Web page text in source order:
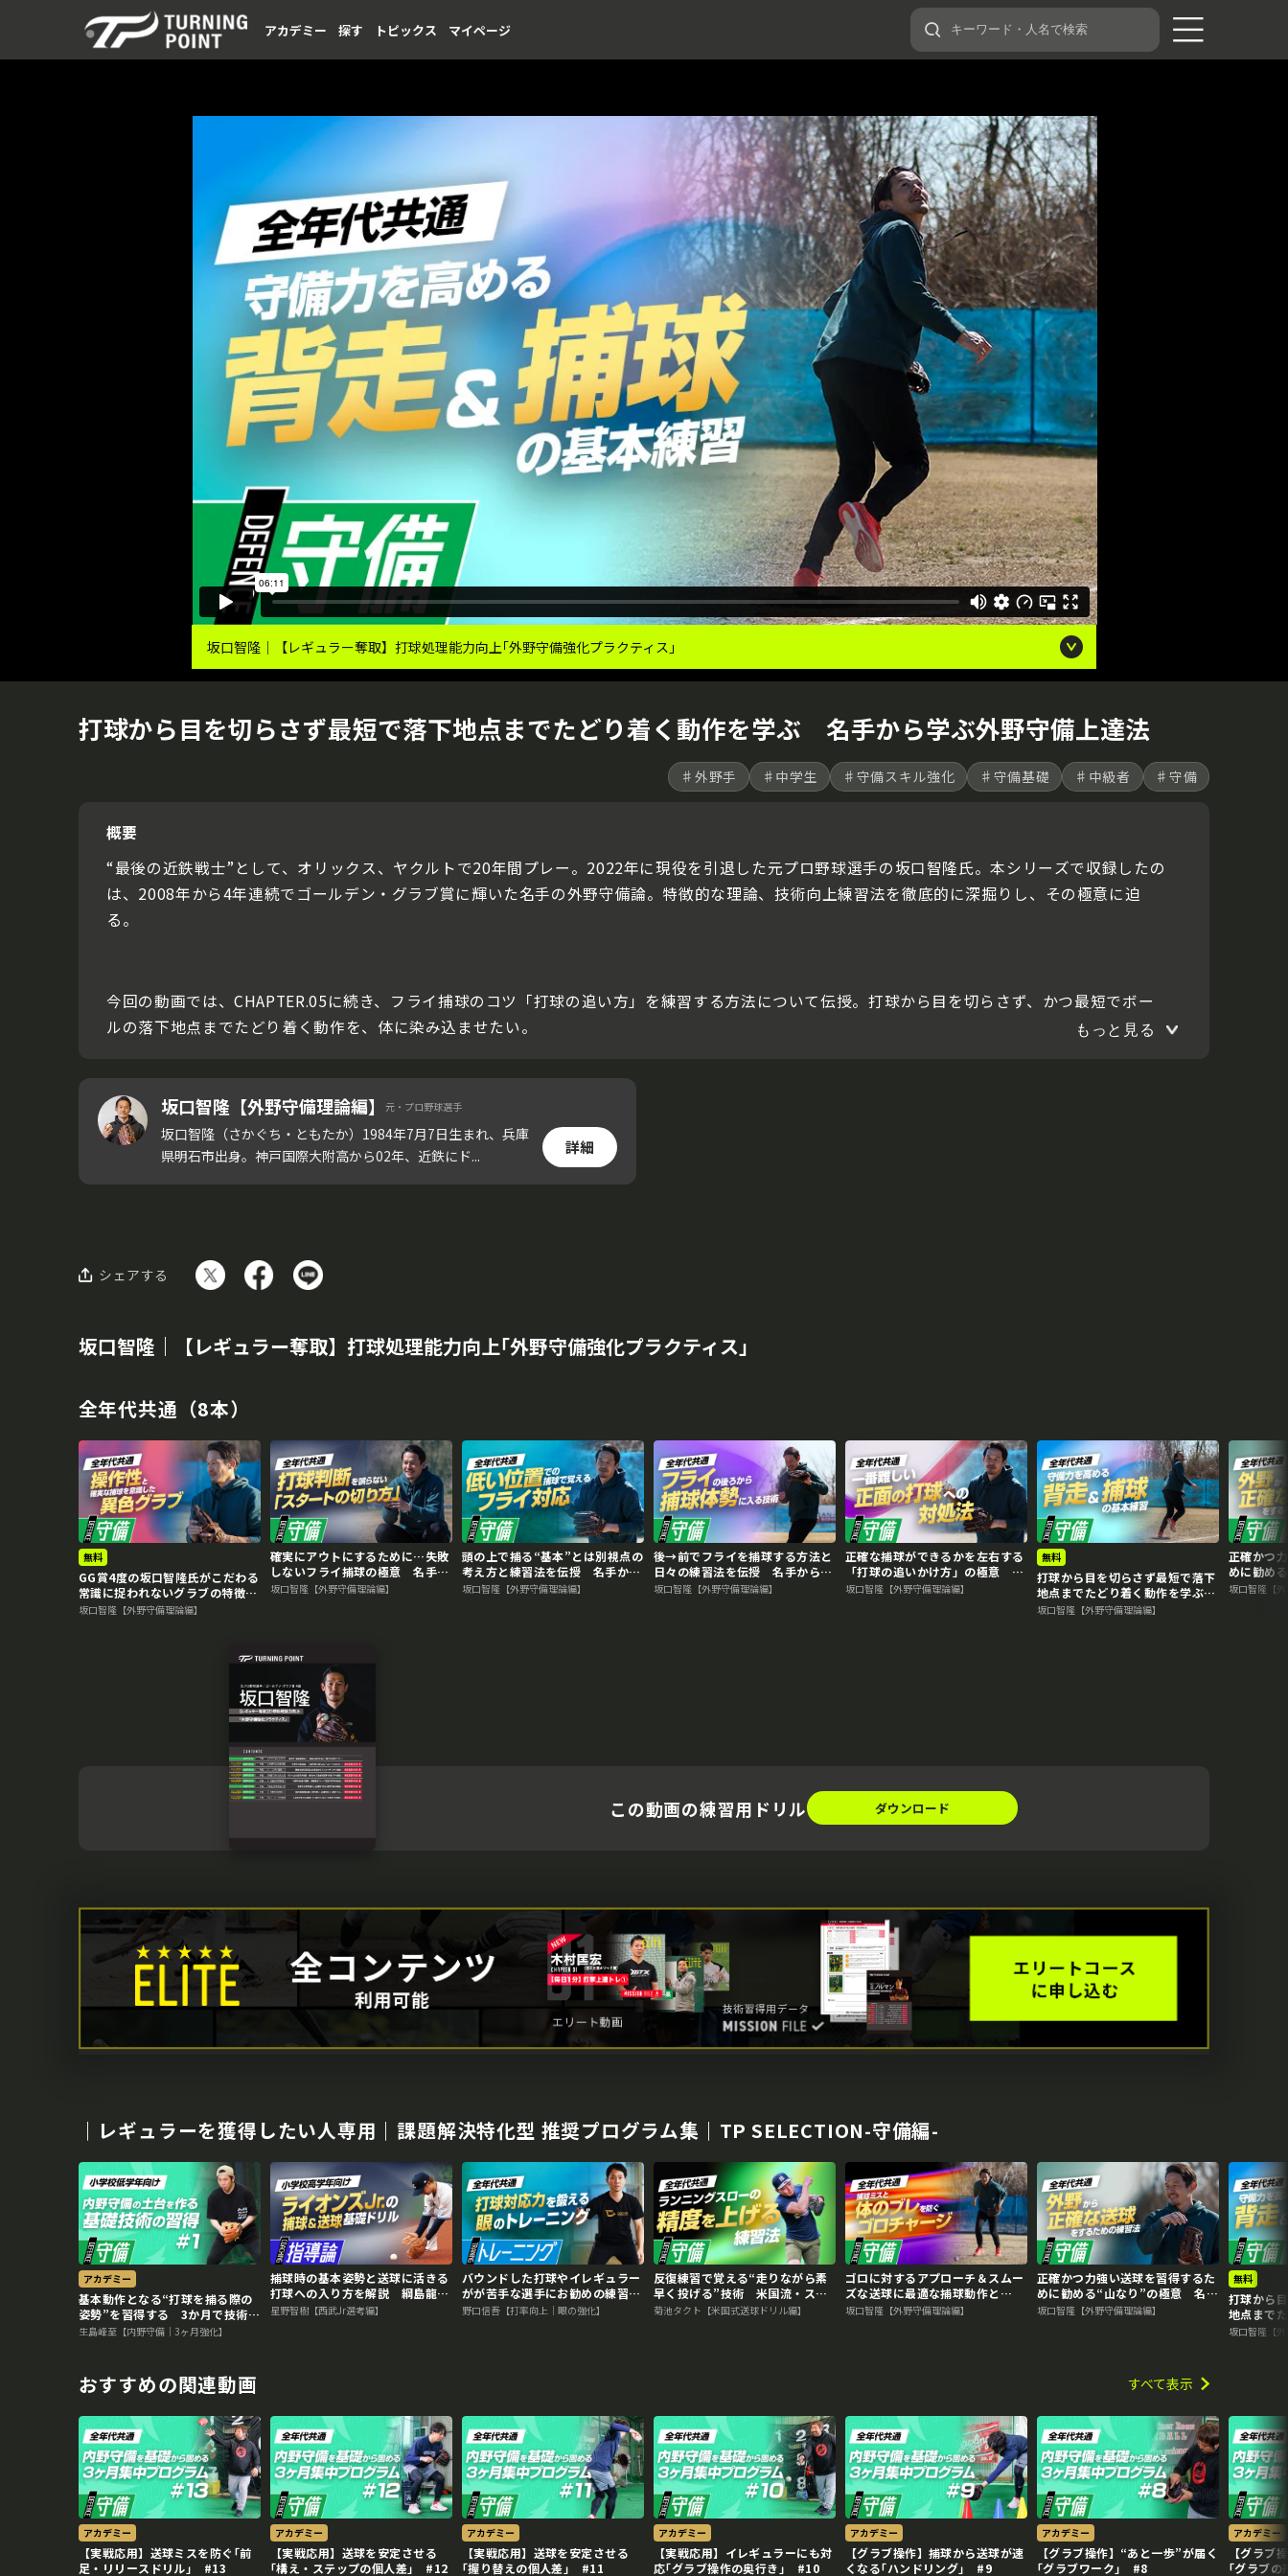
アカデミー 探す トピックス マイページ
坂口智隆｜【レギュラー奪取】打球処理能力向上｢外野守備強化プラクティス｣
打球から目を切らさず最短で落下地点までたどり着く動作を学ぶ 名手から学ぶ外野守備上達法
♯外野手 ♯中学生 ♯守備スキル強化 ♯守備基礎 ♯中級者 ♯守備
概要
“最後の近鉄戦士”として、オリックス、ヤクルトで20年間プレー。2022年に現役を引退した元プロ野球選手の坂口智隆氏。本シリーズで収録したの
は、2008年から4年連続でゴールデン・グラブ賞に輝いた名手の外野守備論。特徴的な理論、技術向上練習法を徹底的に深掘りし、その極意に迫
る。
今回の動画では、CHAPTER.05に続き、フライ捕球のコツ「打球の追い方」を練習する方法について伝授。打球から目を切らさず、かつ最短でボー
ルの落下地点までたどり着く動作を、体に染み込ませたい。
もっと見る
坂口智隆【外野守備理論編】 元・プロ野球選手
坂口智隆（さかぐち・ともたか）1984年7月7日生まれ、兵庫
県明石市出身。神戸国際大附高から02年、近鉄にド...
詳細
シェアする
坂口智隆｜【レギュラー奪取】打球処理能力向上｢外野守備強化プラクティス｣
全年代共通（8本）
無料
GG賞4度の坂口智隆氏がこだわる
常識に捉われないグラブの特徴と
は？ 名手から学ぶ外野守備上達
坂口智隆【外野守備理論編】
確実にアウトにするために…失敗
しないフライ捕球の極意 名手か
ら学ぶ外野守備上達法
坂口智隆【外野守備理論編】
頭の上で捕る“基本”とは別視点の
考え方と練習法を伝授 名手から
学ぶ外野守備上達法
坂口智隆【外野守備理論編】
後→前でフライを捕球する方法と
日々の練習法を伝授 名手から学
ぶ外野守備上達法
坂口智隆【外野守備理論編】
正確な捕球ができるかを左右する
「打球の追いかけ方」の極意 名
手から学ぶ外野守備上達法
坂口智隆【外野守備理論編】
再生中
無料
打球から目を切らさず最短で落下
地点までたどり着く動作を学ぶ
名手から学ぶ外野守備上達法
坂口智隆【外野守備理論編】
正確かつ
めに勧め
から学ぶ
坂口智隆【
この動画の練習用ドリル ダウンロード
｜レギュラーを獲得したい人専用｜課題解決特化型 推奨プログラム集｜TP SELECTION-守備編-
アカデミー
基本動作となる“打球を捕る際の
姿勢”を習得する 3か月で技術力
を変える内野守備向上メソッド
生島峰至【内野守備｜3ヶ月強化】
捕球時の基本姿勢と送球に活きる
打球への入り方を解説 綱島龍生
コーチのライオンズJr.特別レッ
星野智樹【西武Jr選考編】
バウンドした打球やイレギュラー
がが苦手な選手にお勧めの練習方
法 プロも導入する「ビジョント
野口信吾【打率向上｜眼の強化】
反復練習で覚える“走りながら素
早く投げる”技術 米国流・スロ
ーイング強化メソッド
菊池タクト【米国式送球ドリル編】
ゴロに対するアプローチ＆スムー
ズな送球に最適な捕球動作と
は？ 名手から学ぶ外野守備上達
坂口智隆【外野守備理論編】
正確かつ力強い送球を習得するた
めに勧める“山なり”の極意 名手
から学ぶ外野守備上達法
坂口智隆【外野守備理論編】
再生中
無料
打球から
地点まで
名手から
坂口智隆【
おすすめの関連動画 すべて表示
アカデミー
【実戦応用】送球ミスを防ぐ｢前
足・リリースドリル｣ #13
アカデミー
【実戦応用】送球を安定させる
｢構え・ステップの個人差｣ #12
アカデミー
【実戦応用】送球を安定させる
｢握り替えの個人差｣ #11
アカデミー
【実戦応用】イレギュラーにも対
応｢グラブ操作の奥行き｣ #10
アカデミー
【グラブ操作】捕球から送球が速
くなる｢ハンドリング｣ #9
アカデミー
【グラブ操作】“あと一歩”が届く
｢グラブワーク｣ #8
アカデミー
【グラブ
｢グラブ